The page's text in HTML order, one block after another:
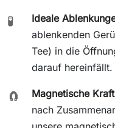
🧪 Ideale
ablenkenden
Tee) in die
darauf hereinfällt.
🧲 Magnetische Kraft
nach